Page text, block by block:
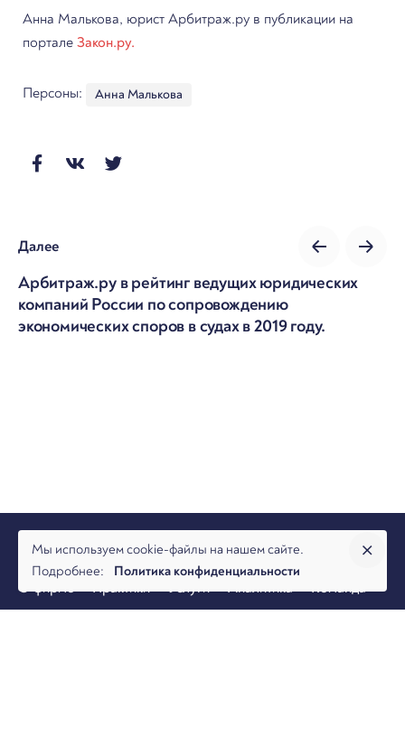
Анна Малькова, юрист Арбитраж.ру в публикации на
портале Закон.ру.
Персоны: Анна Малькова
Далее
Арбитраж.ру в рейтинг ведущих юридических
компаний России по сопровождению
экономических споров в судах в 2019 году.
О фирме Практики Услуги Аналитика
Команда
Мы используем cookie-файлы на нашем сайте.
Подробнее: Политика конфиденциальности